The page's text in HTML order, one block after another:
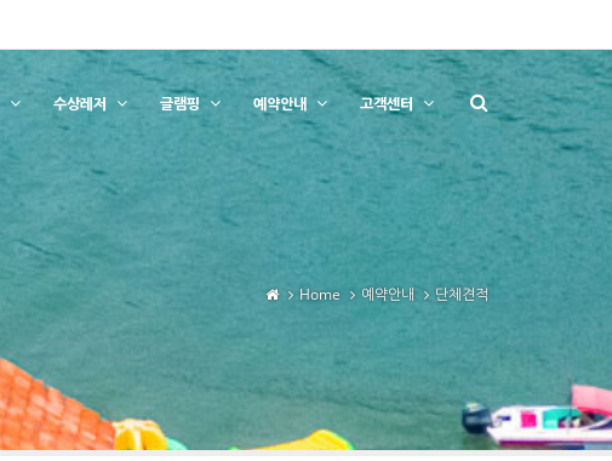
수상레저 글램핑 예약안내 고객센터
Home 예약안내 단체견적